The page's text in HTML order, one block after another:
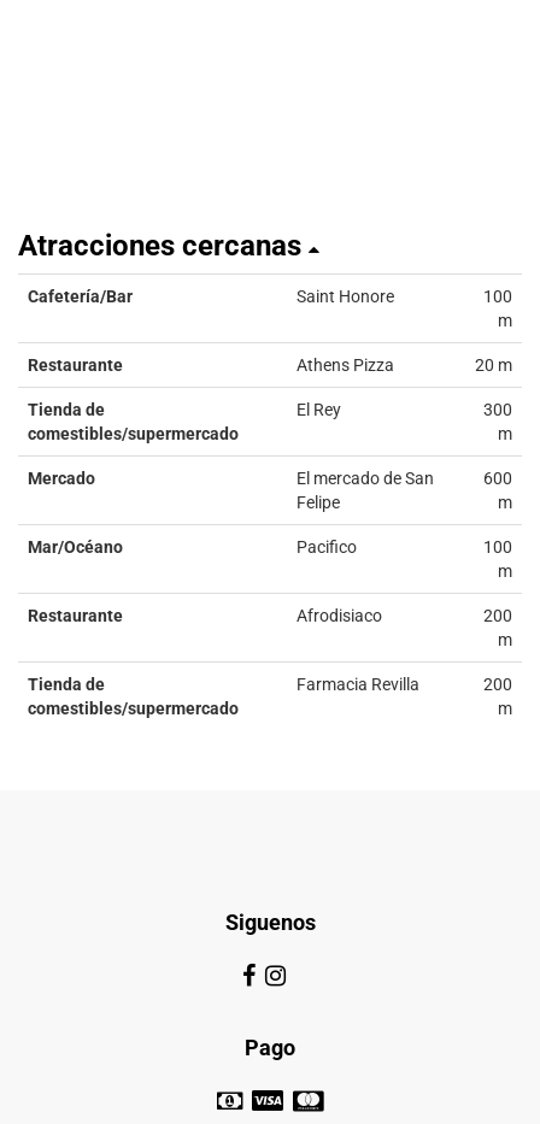
Atracciones cercanas
Cafetería/Bar Saint Honore
100
m
Restaurante Athens Pizza 20 m
Tienda de
comestibles/supermercado
El Rey
300
m
Mercado
El mercado de San
Felipe
600
m
Mar/Océano Pacifico
100
m
Restaurante Afrodisiaco
200
m
Tienda de
comestibles/supermercado
Farmacia Revilla
200
m
Siguenos
Pago